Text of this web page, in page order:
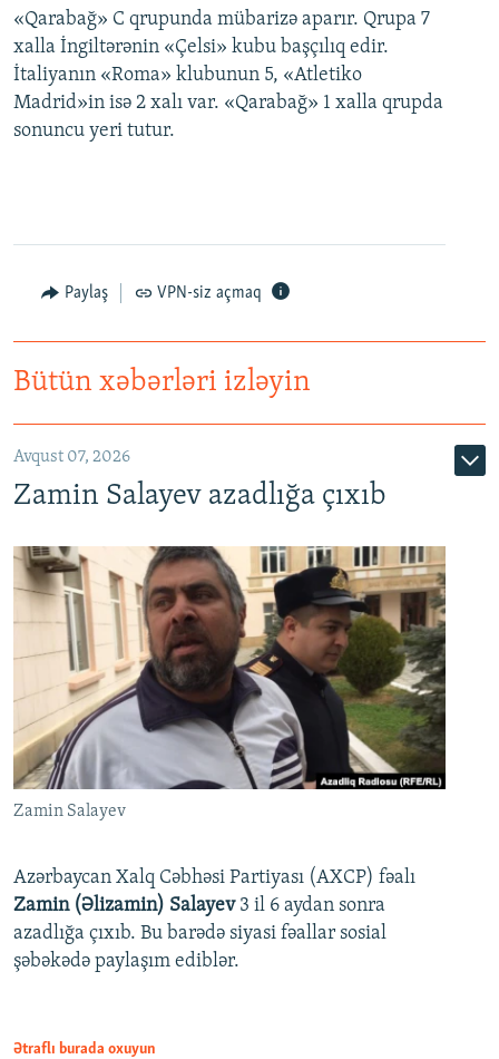
«Qarabağ» C qrupunda mübarizə aparır. Qrupa 7
xalla İngiltərənin «Çelsi» kubu başçılıq edir.
İtaliyanın «Roma» klubunun 5, «Atletiko
Madrid»in isə 2 xalı var. «Qarabağ» 1 xalla qrupda
sonuncu yeri tutur.
Paylaş VPN-siz açmaq
Bütün xəbərləri izləyin
Avqust 07, 2026
Zamin Salayev azadlığa çıxıb
Zamin Salayev
Azərbaycan Xalq Cəbhəsi Partiyası (AXCP) fəalı
Zamin (Əlizamin) Salayev 3 il 6 aydan sonra
azadlığa çıxıb. Bu barədə siyasi fəallar sosial
şəbəkədə paylaşım ediblər.
Ətraflı burada oxuyun